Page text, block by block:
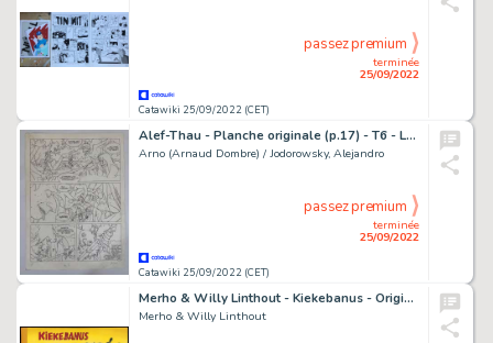
Catawiki 25/09/2022 (CET)
terminée
25/09/2022
passez premium
Alef-Thau - Planche originale (p.17) - T6 - Lhomme sans réalité - Page volante - (1991)
Arno (Arnaud Dombre) / Jodorowsky, Alejandro
Catawiki 25/09/2022 (CET)
terminée
25/09/2022
passez premium
Merho & Willy Linthout - Kiekebanus - Originele halve pagina + Luxe album - Kiekebanus - Cartonné - (1996)
Merho & Willy Linthout